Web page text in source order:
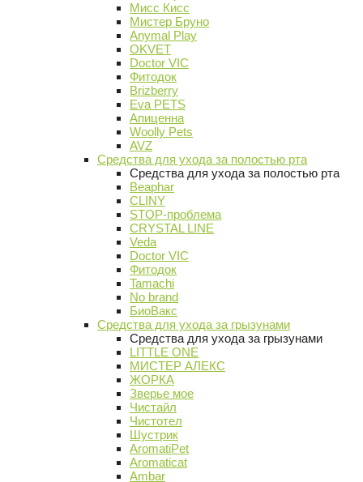
Мисс Кисс
Мистер Бруно
Anymal Play
OKVET
Doctor VIC
Фитодок
Brizberry
Eva PETS
Апиценна
Woolly Pets
AVZ
Средства для ухода за полостью рта
Средства для ухода за полостью рта
Beaphar
CLINY
STOP-проблема
CRYSTAL LINE
Veda
Doctor VIC
Фитодок
Tamachi
No brand
БиоВакс
Средства для ухода за грызунами
Средства для ухода за грызунами
LITTLE ONE
МИСТЕР АЛЕКС
ЖОРКА
Зверье мое
Чистайл
Чистотел
Шустрик
AromatiPet
Aromaticat
Ambar